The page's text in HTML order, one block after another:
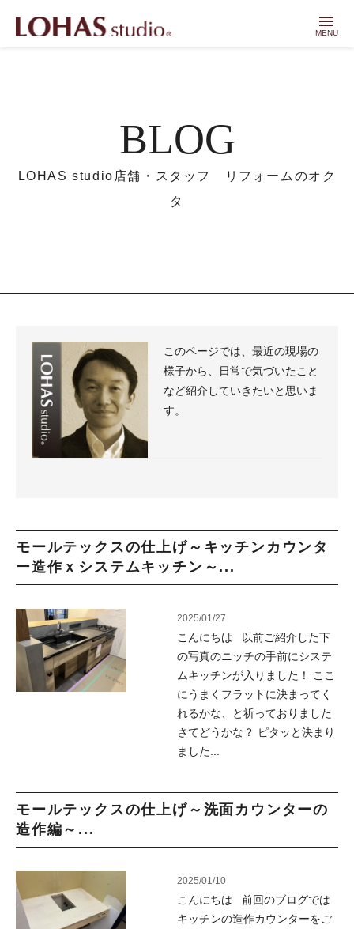
menu
MENU
BLOG
LOHAS studio店舗・スタッフ リフォームのオク
タ
このページでは、最近の現場の
様子から、日常で気づいたこと
など紹介していきたいと思いま
す。
モールテックスの仕上げ～キッチンカウンタ
ー造作ｘシステムキッチン～...
2025/01/27
こんにちは 以前ご紹介した下
の写真のニッチの手前にシステ
ムキッチンが入りました！ ここ
にうまくフラットに決まってく
れるかな、と祈っておりました
さてどうかな？ ピタッと決まり
ました...
モールテックスの仕上げ～洗面カウンターの
造作編～...
2025/01/10
こんにちは 前回のブログでは
キッチンの造作カウンターをご